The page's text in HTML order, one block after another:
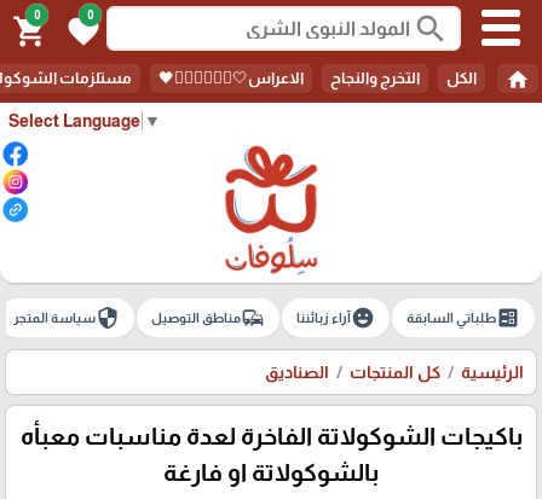
Select Language ▼
search
0
favorite
0
shopping_cart
home الكل التخرج والنجاح الاعراس🤍🤵🏻‍♀️👰🏻‍♀️🖤 مستلزمات
ballotطلباتي السابقة emoji_emotionsآراء زبائننا commuteمناطق التوصيل securityسياسة المتجر
الرئيسية كل المنتجات الصناديق
باكيجات الشوكولاتة الفاخرة لعدة مناسبات معبأه
بالشوكولاتة او فارغة